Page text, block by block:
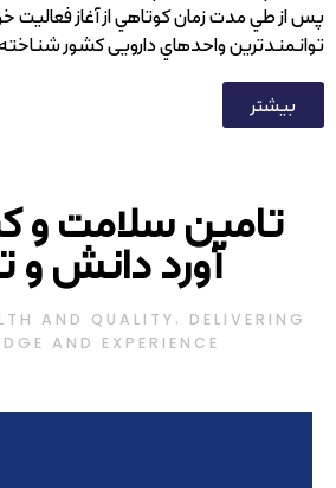
پس از طي مدت زمان كوتاهي از آغاز فعاليت
توانمندترين واحدهاي دارویی كشور
بیشتر
تامین سلامت و
آورد دانش و
AND QUALITY, DELIVERING
AND EXPERIENCE